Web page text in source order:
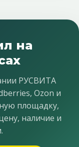
на
РУСВИТА
Ozon и
площадку,
наличие и